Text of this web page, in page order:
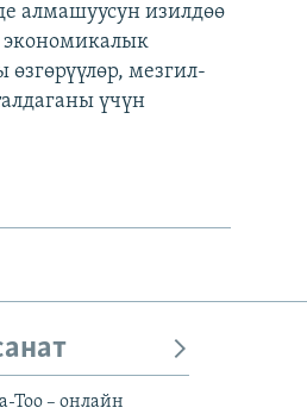
алмашуусун изилдөө
өзгөрүүлөр, мезгил-
үчүн
Тоо – онлайн